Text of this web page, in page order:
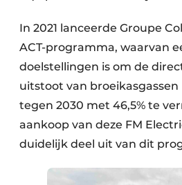
In 2021 lanceerde Groupe
ACT-programma, waarvan
doelstellingen is om de
uitstoot van broeikasgassen
tegen 2030 met 46,5% te
aankoop van deze FM
duidelijk deel uit van dit